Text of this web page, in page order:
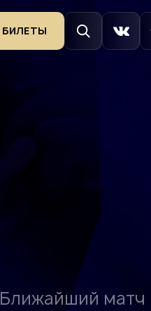
БИЛЕТЫ
Ближайший матч